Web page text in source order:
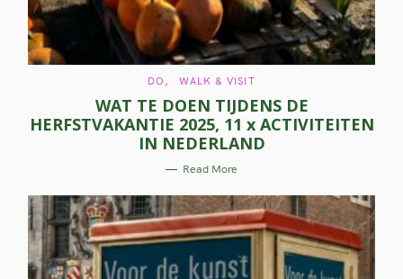
C
T
E
G
O
R
E
DO WALK & VISIT
WAT TE DOEN TIJDENS DE
HERFSTVAKANTIE 2025, 11 x ACTIVITEITEN
IN NEDERLAND
Read More